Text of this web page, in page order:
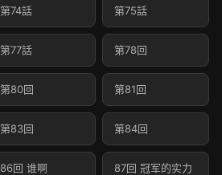
第74話 第75話
第77話 第78回
第80回 第81回
第83回 第84回
86回 谁啊 87回 冠军的实力